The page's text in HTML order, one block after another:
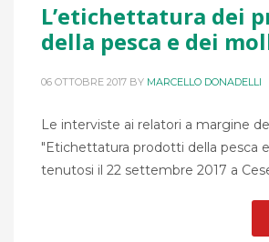
L’etichettatura dei
della pesca e dei
06 OTTOBRE 2017 BY MARCELLO DONADELLI
Le interviste ai relatori a margine
"Etichettatura prodotti della pesca
tenutosi il 22 settembre 2017 a